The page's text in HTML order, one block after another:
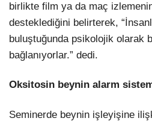
birlikte film ya da maç
desteklediğini belirterek,
buluştuğunda psikolojik olarak
bağlanıyorlar.” dedi.
Oksitosin beynin alarm
Seminerde beynin işleyişine